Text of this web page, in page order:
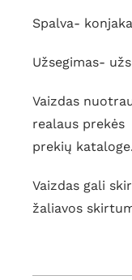
Spalva-
Užsegimas-
Vaizdas
realaus prekės
prekių kataloge.
Vaizdas gali
žaliavos